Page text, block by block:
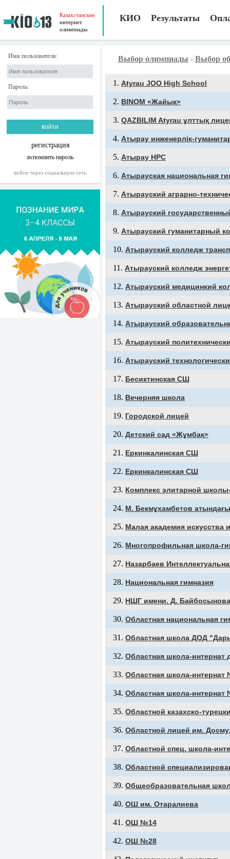
Казахстанские
интернет
олимпиады
КИО Результаты
Имя пользователя:
Пароль:
регистрация
вспомнить пароль
войти через социальную сеть
Выбор олимпиады - Выбор
Atyrau JOO High School
BINOM «Жайық»
QAZBILIM Atyrau ұлттық
Атырау инженерлік-
Атырау НРС
Атырауская национальная
Атырауский аграрно-
Атырауский
Атырауский гуманитарный
Атырауский колледж
Атырауский колледж
Атырауский медицинкий
Атырауский областной
Атырауский
Атырауский
Атырауский
Бесиктинская СШ
Вечерняя школа
Городской лицей
Детский сад «Жұмбақ»
Еркинкалинская СШ
Еркинкалинская СШ
Комплекс элитарной
М. Бекмұхамбетов
Малая академия искусства
Многопрофильная школа-
Назарбаев
Национальная гимназия
НШГ имени. Д. Байбосынова
Областная национальная
Областная школа ДОД
Областная школа-
Областная школа-интернат
Областная школа-интернат
Областной казахско-
Областной лицей им.
Областной спец. школа-
Областной
Общеобразовательная
ОШ им. Отаралиева
ОШ №14
ОШ №28